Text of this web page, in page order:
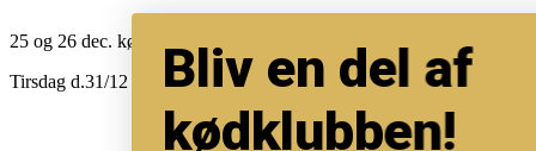
25 og 26 dec. køkkennet lukker kl.12
Tirsdag d.31/12 11-13 for afhentning.
Bliv en del af
kødklubben!